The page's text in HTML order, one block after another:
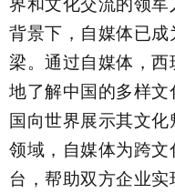
界和文化交流的领
背景下，自媒体已
梁。通过自媒体，
地了解中国的多样
国向世界展示其文
领域，自媒体为跨
台，帮助双方企业实